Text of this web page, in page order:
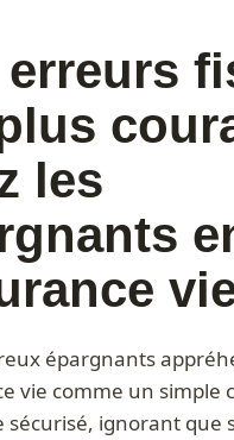
erreurs
les
épargnants
vie comme un simple
sécurisé, ignorant que